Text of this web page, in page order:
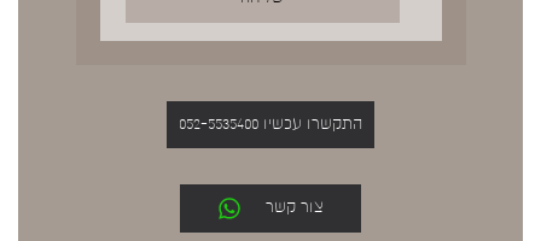
התקשרו עכשיו 052-5535400
צור קשר